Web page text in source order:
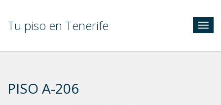
Tu piso en Tenerife
PISO A-206